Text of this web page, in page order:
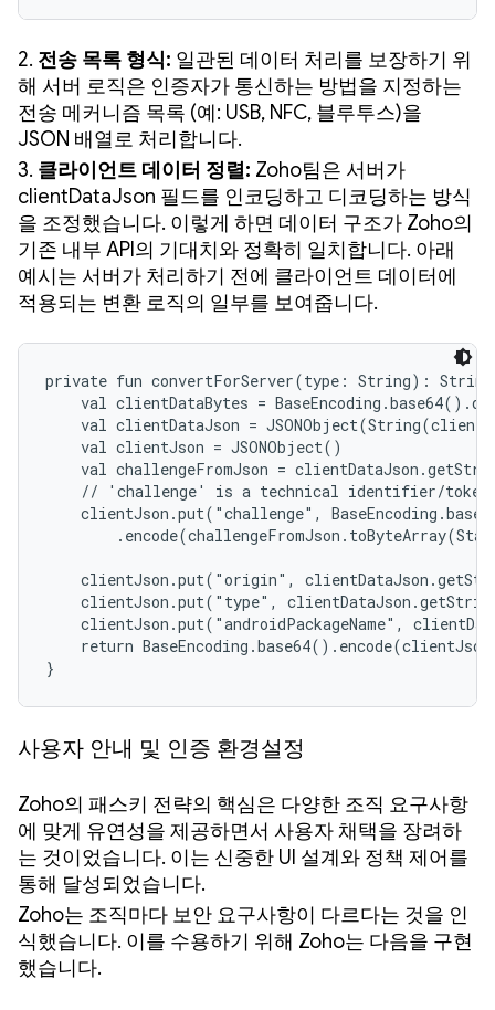
2. 전송 목록 형식: 일관된 데이터 처리를 보장하기 위
해 서버 로직은 인증자가 통신하는 방법을 지정하는
전송 메커니즘 목록 (예: USB, NFC, 블루투스)을
JSON 배열로 처리합니다.
3. 클라이언트 데이터 정렬: Zoho팀은 서버가
clientDataJson 필드를 인코딩하고 디코딩하는 방식
을 조정했습니다. 이렇게 하면 데이터 구조가 Zoho의
기존 내부 API의 기대치와 정확히 일치합니다. 아래
예시는 서버가 처리하기 전에 클라이언트 데이터에
적용되는 변환 로직의 일부를 보여줍니다.
private fun convertForServer(type: String):
val clientDataBytes =
val clientDataJson =
    val clientJson = JSONObject()
val challengeFromJson =
// 'challenge' is a technical identifier/
clientJson.put("challenge",
clientJson.put("origin",
clientJson.put("type",
clientJson.put("androidPackageName",
return
}
사용자 안내 및 인증 환경설정
Zoho의 패스키 전략의 핵심은 다양한 조직 요구사항
에 맞게 유연성을 제공하면서 사용자 채택을 장려하
는 것이었습니다. 이는 신중한 UI 설계와 정책 제어를
통해 달성되었습니다.
Zoho는 조직마다 보안 요구사항이 다르다는 것을 인
식했습니다. 이를 수용하기 위해 Zoho는 다음을 구현
했습니다.